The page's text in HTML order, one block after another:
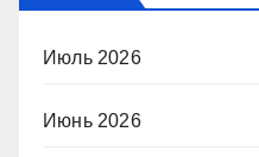
Июль 2026
Июнь 2026